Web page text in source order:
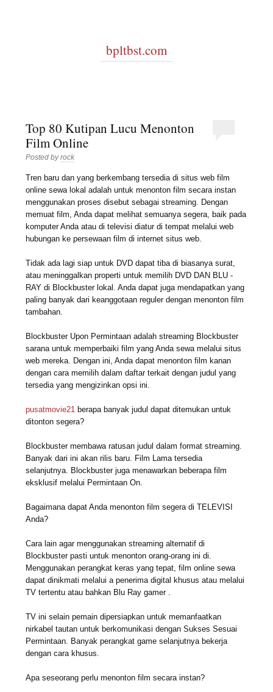
bpltbst.com
Top 80 Kutipan Lucu Menonton
Film Online
Posted byrock
Tren baru dan yang berkembang tersedia di situs web film
online sewa lokal adalah untuk menonton film secara instan
menggunakan proses disebut sebagai streaming. Dengan
memuat film, Anda dapat melihat semuanya segera, baik pada
komputer Anda atau di televisi diatur di tempat melalui web
hubungan ke persewaan film di internet situs web.
Tidak ada lagi siap untuk DVD dapat tiba di biasanya surat,
atau meninggalkan properti untuk memilih DVD DAN BLU -
RAY di Blockbuster lokal. Anda dapat juga mendapatkan yang
paling banyak dari keanggotaan reguler dengan menonton film
tambahan.
Blockbuster Upon Permintaan adalah streaming Blockbuster
sarana untuk memperbaiki film yang Anda sewa melalui situs
web mereka. Dengan ini, Anda dapat menonton film kanan
dengan cara memilih dalam daftar terkait dengan judul yang
tersedia yang mengizinkan opsi ini.
pusatmovie21 berapa banyak judul dapat ditemukan untuk
ditonton segera?
Blockbuster membawa ratusan judul dalam format streaming.
Banyak dari ini akan rilis baru. Film Lama tersedia
selanjutnya. Blockbuster juga menawarkan beberapa film
eksklusif melalui Permintaan On.
Bagaimana dapat Anda menonton film segera di TELEVISI
Anda?
Cara lain agar menggunakan streaming alternatif di
Blockbuster pasti untuk menonton orang-orang ini di.
Menggunakan perangkat keras yang tepat, film online sewa
dapat dinikmati melalui a penerima digital khusus atau melalui
TV tertentu atau bahkan Blu Ray gamer .
TV ini selain pemain dipersiapkan untuk memanfaatkan
nirkabel tautan untuk berkomunikasi dengan Sukses Sesuai
Permintaan. Banyak perangkat game selanjutnya bekerja
dengan cara khusus.
Apa seseorang perlu menonton film secara instan?